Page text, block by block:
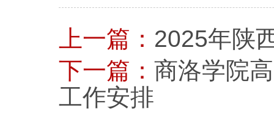
上一篇： 2025年陕
下一篇：商洛学院
工作安排